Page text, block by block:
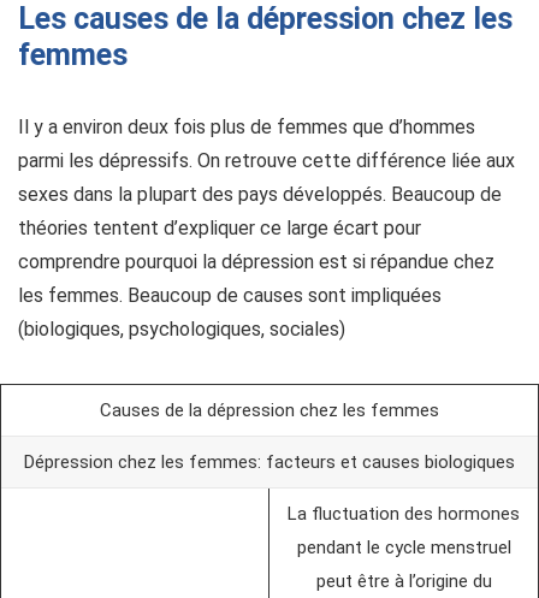
Les causes de la dépression chez les
femmes
Il y a environ deux fois plus de femmes que d’hommes
parmi les dépressifs. On retrouve cette différence liée aux
sexes dans la plupart des pays développés. Beaucoup de
théories tentent d’expliquer ce large écart pour
comprendre pourquoi la dépression est si répandue chez
les femmes. Beaucoup de causes sont impliquées
(biologiques, psychologiques, sociales)
Causes de la dépression chez les femmes
Dépression chez les femmes: facteurs et causes biologiques
La fluctuation des hormones
pendant le cycle menstruel
peut être à l’origine du